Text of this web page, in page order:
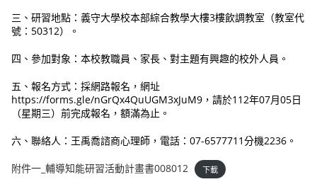
三、研習地點：義守大學校本部綜合教學大樓3樓飲調教室（教室代
號：50312）。
四、參加對象：本校教職員、家長、對主題有興趣的校外人員。
五、報名方式：採網路報名，網址
https://forms.gle/nGrQx4QuUGM3xJuM9，請於112年07月05日
（星期三）前完成報名，額滿為止。
六、聯絡人：王禹喬諮商心理師，電話：07-6577711分機2236。
附件一_輔導知能研習活動計畫書008012 下載